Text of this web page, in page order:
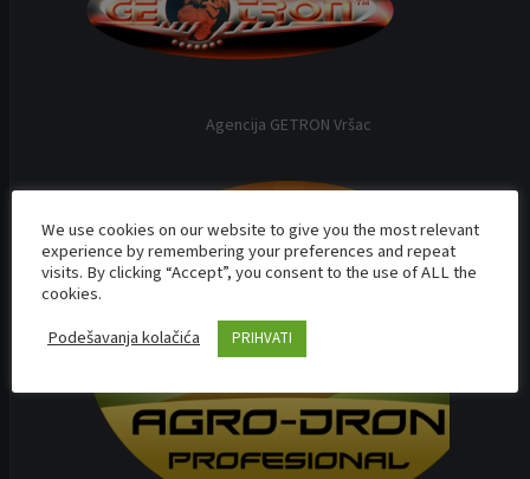
Agencija GETRON Vršac
We use cookies on our website to give you the most relevant
experience by remembering your preferences and repeat
visits. By clicking “Accept”, you consent to the use of ALL the
cookies.
Podešavanja kolačića
PRIHVATI